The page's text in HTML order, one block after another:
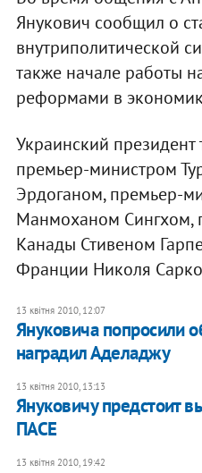
Янукович сообщил о
внутриполитической
также начале работы
реформами в
Украинский президент
премьер-министром
Эрдоганом, премьер-
Манмоханом Сингхом,
Канады Стивеном
Франции Николя
13 квітня 2010, 12:07
Януковича попросили
наградил Аделаджу
13 квітня 2010, 13:13
Януковичу предстоит
ПАСЕ
13 квітня 2010, 19:42